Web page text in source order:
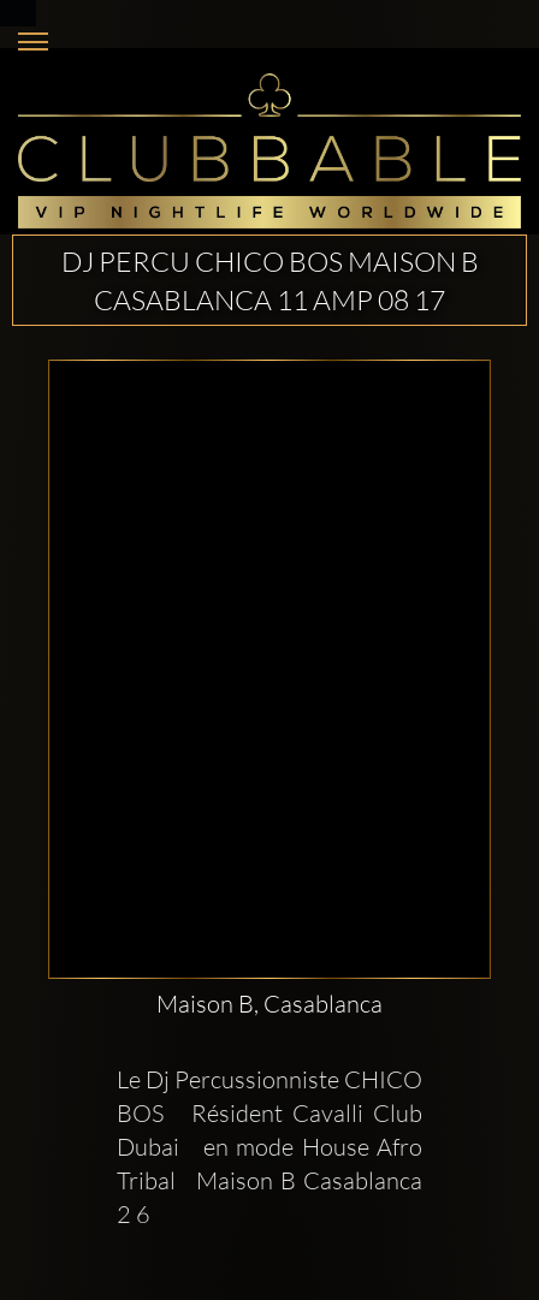
DJ PERCU CHICO BOS MAISON B
CASABLANCA 11 AMP 08 17
Maison B, Casablanca
Le Dj Percussionniste CHICO
BOS   Résident Cavalli Club
Dubai   en mode House Afro
Tribal   Maison B Casablanca
2 6